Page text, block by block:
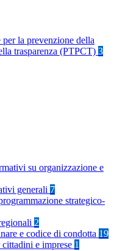
la prevenzione della
trasparenza (PTPCT) 3
su organizzazione e
generali 7
strategico-
2
e codice di condotta 19
e imprese 1